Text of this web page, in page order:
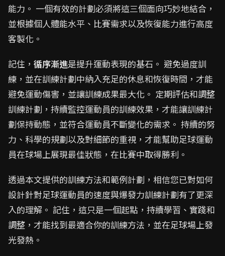
能力。 一個有效的計劃必須將這三個面向巧妙地結合，
並根據個人體能水平、比賽需求以及恢復能力進行高度
客製化。
記住， 循序漸進是提升運動表現的基石。 避免過度訓
練，並在訓練計劃中納入充足的休息和恢復時間，才能
避免運動傷害，並讓訓練成果最大化。 定期評估和調整
訓練計劃，持續監控運動員的訓練效果，才能讓訓練計
劃保持動態，並符合運動員不斷變化的需求。 持續的努
力、科學的規劃以及對細節的重視，才能幫助足球運動
員在球場上展現最佳狀態，在比賽中取得勝利。
透過本文提供的訓練方法和範例計劃，相信您已對如何
設計針對足球運動員的速度與爆發力訓練計劃有了更深
入的理解。 記住，這只是一個起點，持續學習、實踐和
調整，才能找到最適合你的訓練方法，並在足球場上發
光發熱。